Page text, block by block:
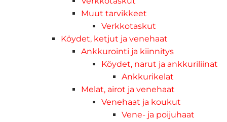
Muut tarvikkeet
Verkkotaskut
Köydet, ketjut ja venehaat
Ankkurointi ja kiinnitys
Köydet, narut ja ankkuriliinat
Ankkurikelat
Melat, airot ja venehaat
Venehaat ja koukut
Vene- ja poijuhaat